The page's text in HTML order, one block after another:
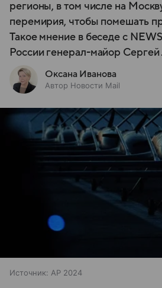
регионы, в том числе на
перемирия, чтобы помешать
Такое мнение в беседе с
России генерал-майор
Оксана Иванова
Автор Новости Mail
Источник: AP 2024